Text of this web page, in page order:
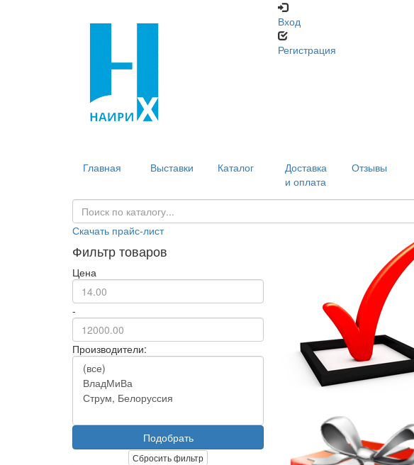
Вход
Регистрация
Главная Выставки Каталог
Доставка
и оплата
Отзывы
Скачать прайс-лист
Фильтр товаров
Цена
-
Производители:
Подобрать
Сбросить фильтр